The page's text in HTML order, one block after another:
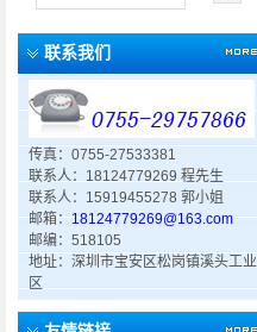
联系我们
传真：0755-27533381
联系人：18124779269 程先生
联系人：15919455278 郭小姐
邮箱：18124779269@163.com
邮编：518105
地址：深圳市宝安区松岗镇溪头工业
区